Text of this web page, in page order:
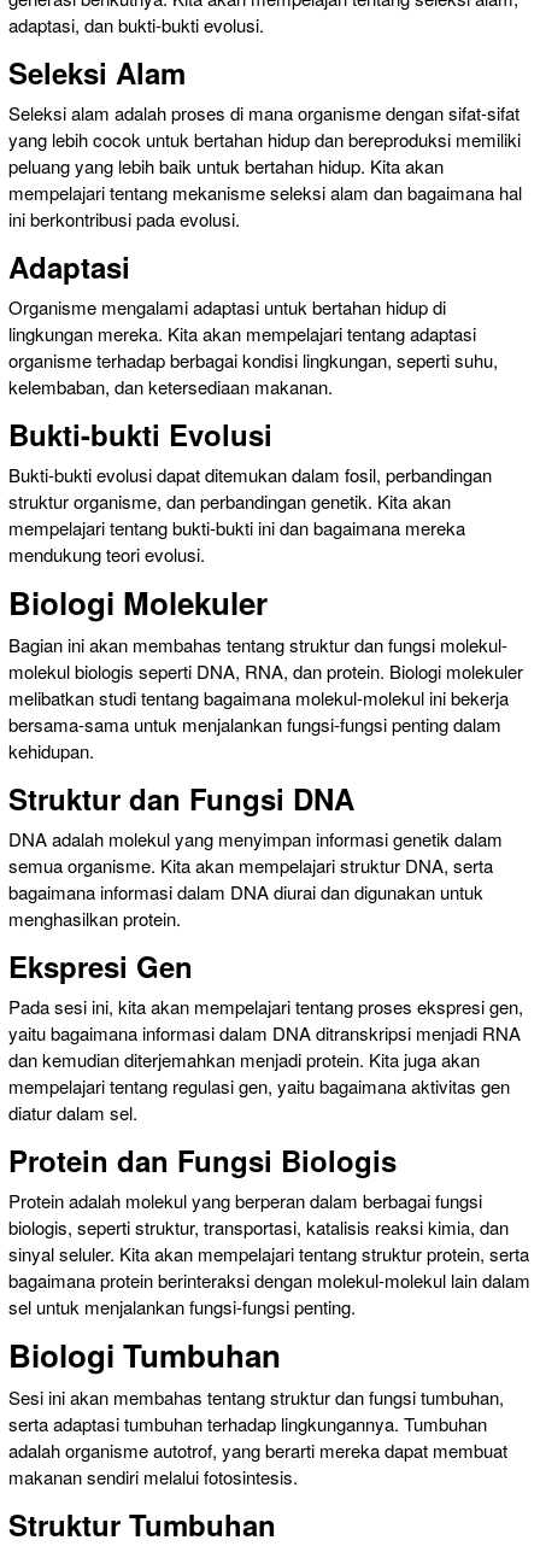
adaptasi, dan bukti-bukti evolusi.
Seleksi Alam
Seleksi alam adalah proses di mana organisme dengan sifat-sifat
yang lebih cocok untuk bertahan hidup dan bereproduksi memiliki
peluang yang lebih baik untuk bertahan hidup. Kita akan
mempelajari tentang mekanisme seleksi alam dan bagaimana hal
ini berkontribusi pada evolusi.
Adaptasi
Organisme mengalami adaptasi untuk bertahan hidup di
lingkungan mereka. Kita akan mempelajari tentang adaptasi
organisme terhadap berbagai kondisi lingkungan, seperti suhu,
kelembaban, dan ketersediaan makanan.
Bukti-bukti Evolusi
Bukti-bukti evolusi dapat ditemukan dalam fosil, perbandingan
struktur organisme, dan perbandingan genetik. Kita akan
mempelajari tentang bukti-bukti ini dan bagaimana mereka
mendukung teori evolusi.
Biologi Molekuler
Bagian ini akan membahas tentang struktur dan fungsi molekul-
molekul biologis seperti DNA, RNA, dan protein. Biologi molekuler
melibatkan studi tentang bagaimana molekul-molekul ini bekerja
bersama-sama untuk menjalankan fungsi-fungsi penting dalam
kehidupan.
Struktur dan Fungsi DNA
DNA adalah molekul yang menyimpan informasi genetik dalam
semua organisme. Kita akan mempelajari struktur DNA, serta
bagaimana informasi dalam DNA diurai dan digunakan untuk
menghasilkan protein.
Ekspresi Gen
Pada sesi ini, kita akan mempelajari tentang proses ekspresi gen,
yaitu bagaimana informasi dalam DNA ditranskripsi menjadi RNA
dan kemudian diterjemahkan menjadi protein. Kita juga akan
mempelajari tentang regulasi gen, yaitu bagaimana aktivitas gen
diatur dalam sel.
Protein dan Fungsi Biologis
Protein adalah molekul yang berperan dalam berbagai fungsi
biologis, seperti struktur, transportasi, katalisis reaksi kimia, dan
sinyal seluler. Kita akan mempelajari tentang struktur protein, serta
bagaimana protein berinteraksi dengan molekul-molekul lain dalam
sel untuk menjalankan fungsi-fungsi penting.
Biologi Tumbuhan
Sesi ini akan membahas tentang struktur dan fungsi tumbuhan,
serta adaptasi tumbuhan terhadap lingkungannya. Tumbuhan
adalah organisme autotrof, yang berarti mereka dapat membuat
makanan sendiri melalui fotosintesis.
Struktur Tumbuhan